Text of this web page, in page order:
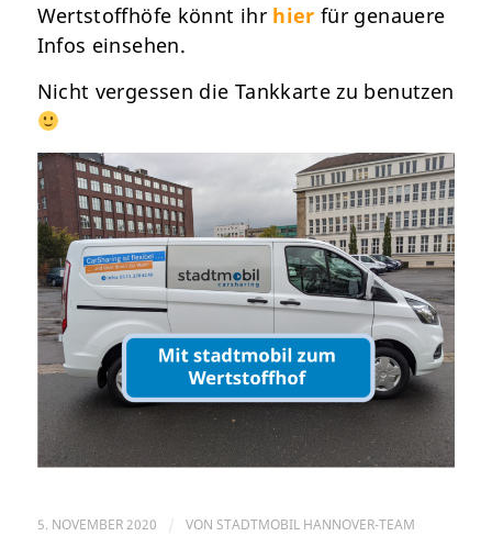
Wertstoffhöfe könnt ihr hier für genauere
Infos einsehen.
Nicht vergessen die Tankkarte zu benutzen
5. NOVEMBER 2020 / VON STADTMOBIL HANNOVER-TEAM